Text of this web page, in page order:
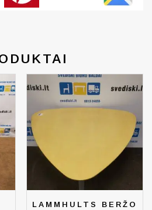
LAMMHULTS BERŽO